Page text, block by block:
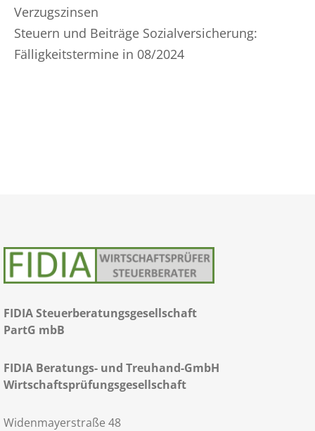
Verzugszinsen
Steuern und Beiträge Sozialversicherung:
Fälligkeitstermine in 08/2024
FIDIA Steuerberatungsgesellschaft
PartG mbB
FIDIA Beratungs- und Treuhand-GmbH
Wirtschaftsprüfungsgesellschaft
Widenmayerstraße 48